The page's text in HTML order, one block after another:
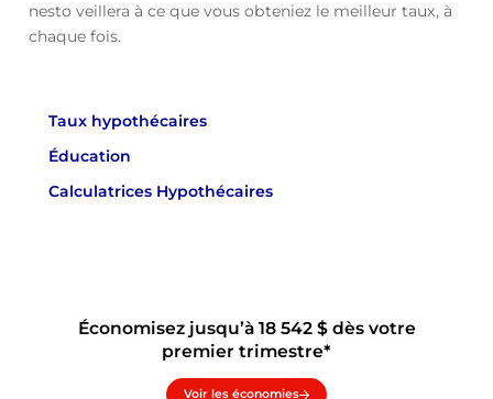
nesto veillera à ce que vous obteniez le meilleur taux, à
chaque fois.
Taux hypothécaires
Éducation
Calculatrices Hypothécaires
Économisez jusqu’à 18 542 $ dès votre
premier trimestre*
Voir les économies